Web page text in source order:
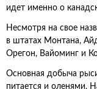
идет именно о
Несмотря на свое
в штатах Монтана,
Орегон, Вайоминг и
Основная добыча
питается и оленями.